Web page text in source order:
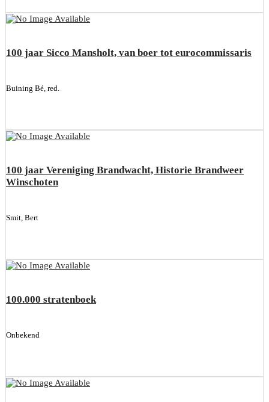
100 jaar Sicco Mansholt, van boer tot eurocommissaris
Buining Bé, red.
100 jaar Vereniging Brandwacht, Historie Brandweer
Winschoten
Smit, Bert
100.000 stratenboek
Onbekend